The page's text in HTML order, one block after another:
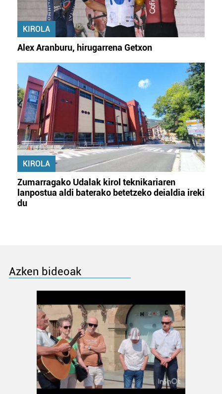
KIROLA
Alex Aranburu, hirugarrena Getxon
KIROLA
Zumarragako Udalak kirol teknikariaren
lanpostua aldi baterako betetzeko deialdia ireki
du
Azken bideoak